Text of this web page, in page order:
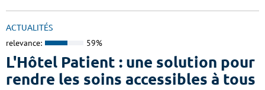
ACTUALITÉS
relevance: 59%
L'Hôtel Patient : une solution pour
rendre les soins accessibles à tous